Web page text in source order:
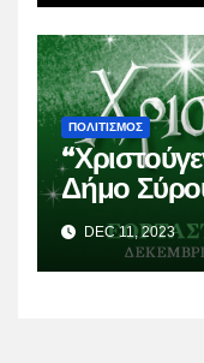
ΠΟΛΙΤΙΣΜΟΣ
Δήμο
DEC 11, 2023